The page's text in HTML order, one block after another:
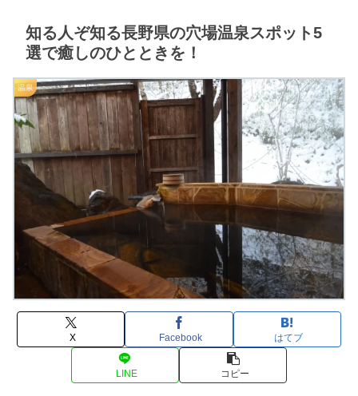
知る人ぞ知る長野県の穴場温泉スポット5
選で癒しのひとときを！
温泉
X Facebook はてブ
LINE コピー